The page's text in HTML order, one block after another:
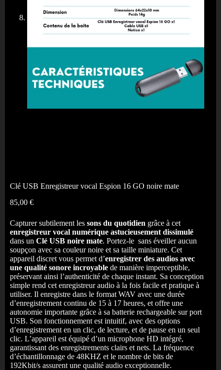
Clé USB Enregistreur vocal Espion 16 GO noire mate
85,00 €
Capturer subtilement les sons du quotidien grâce à cet
enregistreur vocal numérique astucieusement dissimulé
dans un Clé USB noire mate. Portez-le sans éveiller aucun
soupçon avec sa couleur noire et sa taille miniature. Cet
appareil discret vous permet d’enregistrer des audios avec
une qualité sonore incroyable de manière imperceptible,
préservant ainsi l’authenticité de chaque instant. Sa conception
simple rend cet enregistreur audio à la fois facile et pratique à
utiliser. Il enregistre dans le format WAV avec une durée
d’enregistrement continu de 15 à 17 heures, et offre une
autonomie importante grâce à sa batterie rechargeable sur port
USB. Son fonctionnement est intuitif, avec des options
d’enregistrement en un clic, de lecture, et de pause en un seul
clic. L’appareil est équipé d’un microphone HD intégré,
garantissant des enregistrements clairs et nets. La fréquence
d’échantillonnage de 48KHZ et le nombre de bits de
192Kbit/s assurent une qualité audio exceptionnelle.